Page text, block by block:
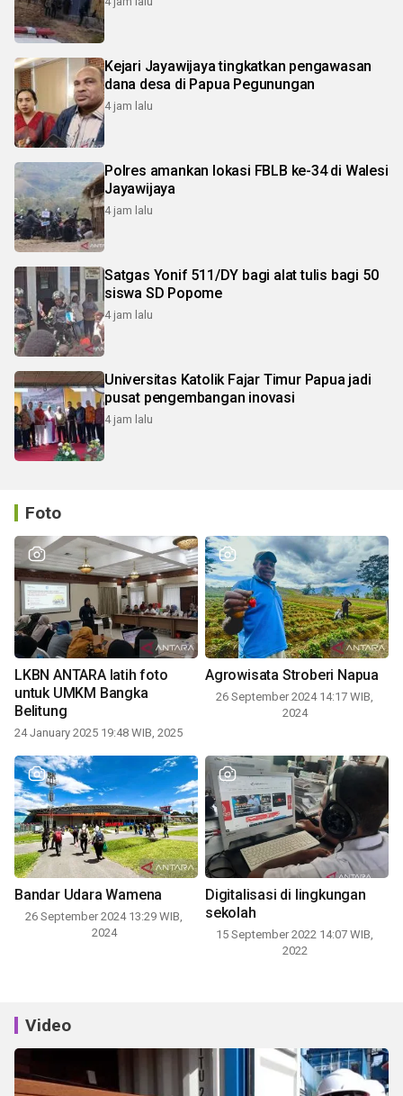
Kejari Jayawijaya tingkatkan pengawasan
dana desa di Papua Pegunungan
4 jam lalu
Polres amankan lokasi FBLB ke-34 di Walesi
Jayawijaya
4 jam lalu
Satgas Yonif 511/DY bagi alat tulis bagi 50
siswa SD Popome
4 jam lalu
Universitas Katolik Fajar Timur Papua jadi
pusat pengembangan inovasi
4 jam lalu
Foto
LKBN ANTARA latih foto
untuk UMKM Bangka
Belitung
24 January 2025 19:48 WIB, 2025
Agrowisata Stroberi Napua
26 September 2024 14:17 WIB,
2024
Bandar Udara Wamena
26 September 2024 13:29 WIB,
2024
Digitalisasi di lingkungan
sekolah
15 September 2022 14:07 WIB,
2022
Video